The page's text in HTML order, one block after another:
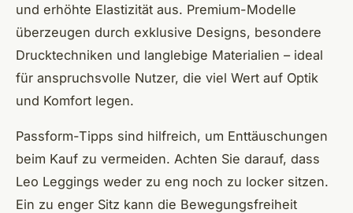
und erhöhte Elastizität aus. Premium-Modelle
überzeugen durch exklusive Designs, besondere
Drucktechniken und langlebige Materialien – ideal
für anspruchsvolle Nutzer, die viel Wert auf Optik
und Komfort legen.
Passform-Tipps sind hilfreich, um Enttäuschungen
beim Kauf zu vermeiden. Achten Sie darauf, dass
Leo Leggings weder zu eng noch zu locker sitzen.
Ein zu enger Sitz kann die Bewegungsfreiheit